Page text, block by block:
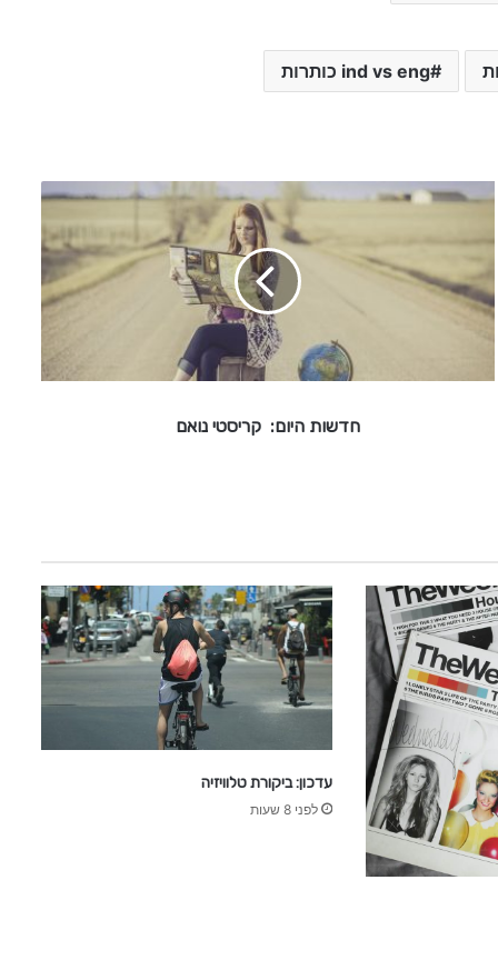
ind vs eng כותרות
ש
ה
ם
י
נ
ו
א
ם
חדשות היום: קריסטי נואם
עדכון: ביקורת טלוויזיה
לפני 8 שעות